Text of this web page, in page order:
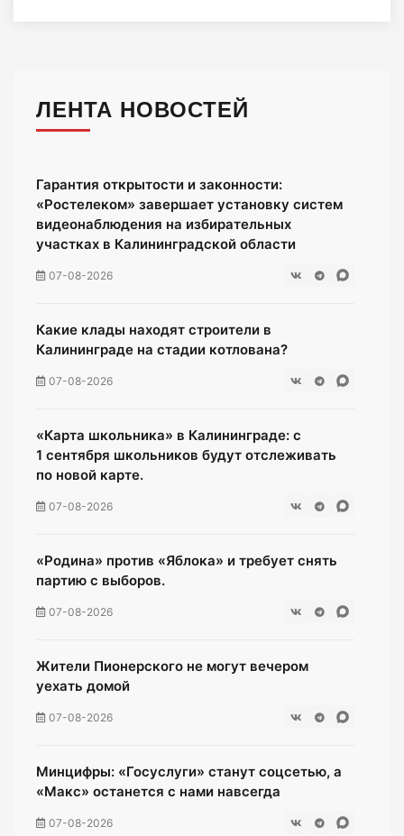
ЛЕНТА НОВОСТЕЙ
Гарантия открытости и законности:
«Ростелеком» завершает установку систем
видеонаблюдения на избирательных
участках в Калининградской области
07-08-2026
Какие клады находят строители в
Калининграде на стадии котлована?
07-08-2026
«Карта школьника» в Калининграде: с
1 сентября школьников будут отслеживать
по новой карте.
07-08-2026
«Родина» против «Яблока» и требует снять
партию с выборов.
07-08-2026
Жители Пионерского не могут вечером
уехать домой
07-08-2026
Минцифры: «Госуслуги» станут соцсетью, а
«Макс» останется с нами навсегда
07-08-2026